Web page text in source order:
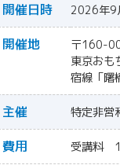
開催日時 2026年9
開催地
〒160-
東京おも
宿線「曙
主催 特定非営
費用 受講料